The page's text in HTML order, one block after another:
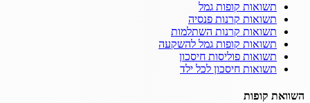
תשואות קופות גמל
תשואות קרנות פנסיה
תשואות קרנות השתלמות
תשואות קופות גמל להשקעה
תשואות פוליסות חיסכון
תשואות חיסכון לכל ילד
השוואת קופות